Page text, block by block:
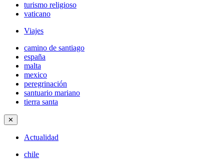
turismo religioso
vaticano
Viajes
camino de santiago
españa
malta
mexico
peregrinación
santuario mariano
tierra santa
✕
Actualidad
chile